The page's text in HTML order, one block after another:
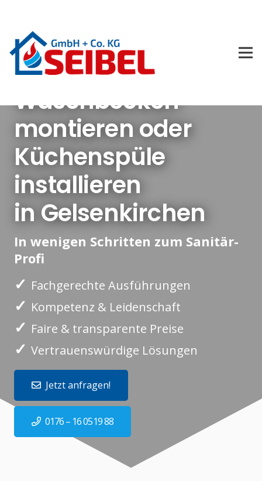
Waschbecken
montieren oder
Küchenspüle
installieren
in Gelsenkirchen
In wenigen Schritten zum Sanitär-
Profi
✓ Fachgerechte Ausführungen
✓ Kompetenz & Leidenschaft
✓ Faire & transparente Preise
✓ Vertrauenswürdige Lösungen
Jetzt anfragen!
0176 – 16 0519 88